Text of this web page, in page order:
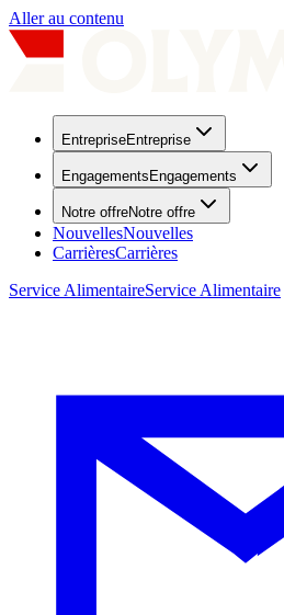
Aller au contenu
EntrepriseEntreprise
Engagements Engagements
Notre offreNotre offre
NouvellesNouvelles
CarrièresCarrières
Service AlimentaireService Alimentaire